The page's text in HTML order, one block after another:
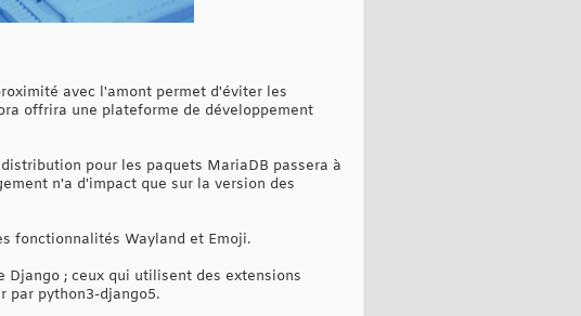
avec l'amont permet d'éviter les
offrira une plateforme de développement
pour les paquets MariaDB passera à
n'a d'impact que sur la version des
fonctionnalités Wayland et Emoji.
; ceux qui utilisent des extensions
par python3-django5.